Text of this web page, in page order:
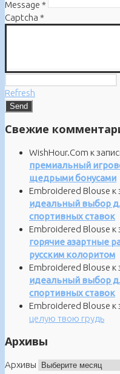
Message *
Captcha *
Refresh
Свежие
WishHour.Com к
премиальный
щедрыми бонусами
Embroidered Blouse к
идеальный выбор
спортивных ставок
Embroidered Blouse к
горячие азартные
русским колоритом
Embroidered Blouse к
идеальный выбор
спортивных ставок
Embroidered Blouse к
целую твою грудь
Архивы
Архивы